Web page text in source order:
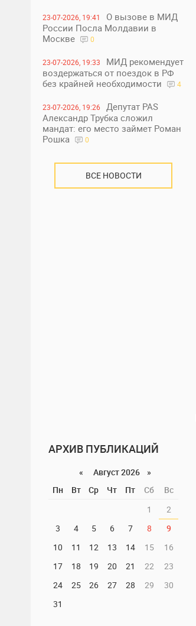
23-07-2026, 19:41
О вызове в МИД
России Посла Молдавии в
Москве
0
23-07-2026, 19:33
МИД рекомендует
воздержаться от поездок в РФ
без крайней необходимости
4
23-07-2026, 19:26
Депутат PAS
Александр Трубка сложил
мандат: его место займет Роман
Рошка
0
ВСЕ НОВОСТИ
АРХИВ ПУБЛИКАЦИЙ
«
Август 2026 »
Пн
Вт Ср Чт Пт Сб
Вс
1
2
3
4 5 6 7 8
9
10
11 12 13 14 15
16
17
18 19 20 21 22
23
24
25 26 27 28 29
30
31